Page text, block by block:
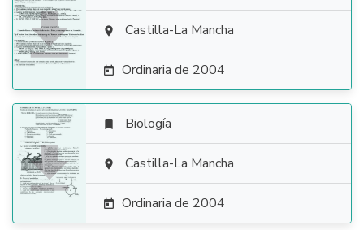
  Castilla-La Mancha
 Ordinaria de 2004

 Biología
 Castilla-La Mancha
 Ordinaria de 2004